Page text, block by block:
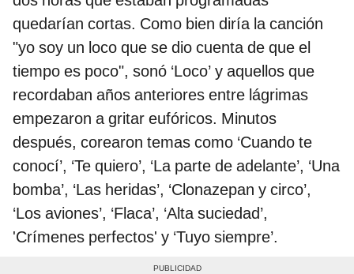
quedarían cortas. Como bien diría la canción
"yo soy un loco que se dio cuenta de que el
tiempo es poco", sonó ‘Loco’ y aquellos que
recordaban años anteriores entre lágrimas
empezaron a gritar eufóricos. Minutos
después, corearon temas como ‘Cuando te
conocí’, ‘Te quiero’, ‘La parte de adelante’, ‘Una
bomba’, ‘Las heridas’, ‘Clonazepan y circo’,
‘Los aviones’, ‘Flaca’, ‘Alta suciedad’,
'Crímenes perfectos' y ‘Tuyo siempre’.